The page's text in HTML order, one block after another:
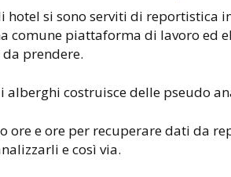
si sono serviti di reportistica in
comune piattaforma di lavoro ed
prendere.
costruisce delle pseudo
ore e ore per recuperare dati da
e così via.